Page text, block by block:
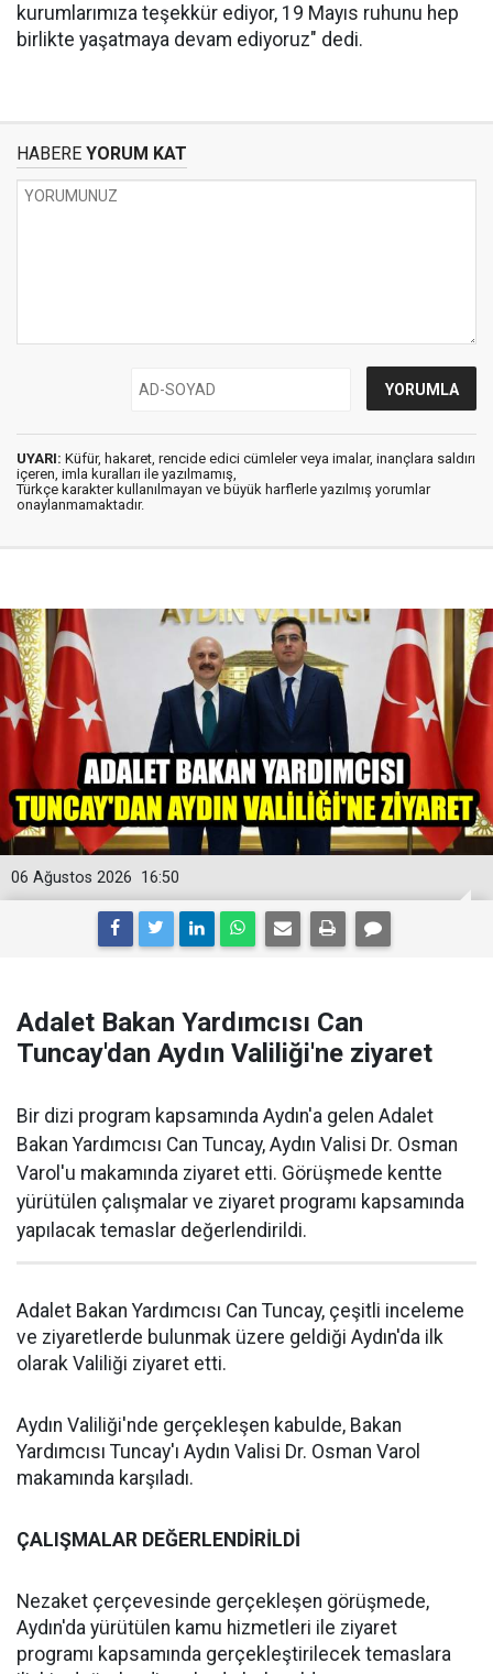
kurumlarımıza teşekkür ediyor, 19 Mayıs ruhunu hep
birlikte yaşatmaya devam ediyoruz" dedi.
HABERE YORUM KAT
UYARI: Küfür, hakaret, rencide edici cümleler veya imalar, inançlara saldırı
içeren, imla kuralları ile yazılmamış,
Türkçe karakter kullanılmayan ve büyük harflerle yazılmış yorumlar
onaylanmamaktadır.
16:50
06 Ağustos 2026
Adalet Bakan Yardımcısı Can
Tuncay'dan Aydın Valiliği'ne ziyaret
Bir dizi program kapsamında Aydın'a gelen Adalet
Bakan Yardımcısı Can Tuncay, Aydın Valisi Dr. Osman
Varol'u makamında ziyaret etti. Görüşmede kentte
yürütülen çalışmalar ve ziyaret programı kapsamında
yapılacak temaslar değerlendirildi.
Adalet Bakan Yardımcısı Can Tuncay, çeşitli inceleme
ve ziyaretlerde bulunmak üzere geldiği Aydın'da ilk
olarak Valiliği ziyaret etti.
Aydın Valiliği'nde gerçekleşen kabulde, Bakan
Yardımcısı Tuncay'ı Aydın Valisi Dr. Osman Varol
makamında karşıladı.
ÇALIŞMALAR DEĞERLENDİRİLDİ
Nezaket çerçevesinde gerçekleşen görüşmede,
Aydın'da yürütülen kamu hizmetleri ile ziyaret
programı kapsamında gerçekleştirilecek temaslara